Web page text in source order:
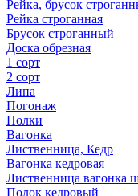
Рейка, брусок
Рейка строганная
Брусок строганный
Доска обрезная
1 сорт
2 сорт
Липа
Погонаж
Полки
Вагонка
Лиственница, Кедр
Вагонка кедровая
Лиственница вагонка
Полок кедровый